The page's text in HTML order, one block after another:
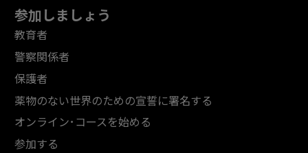
参加しましょう
教育者
警察関係者
保護者
薬物のない世界のための宣誓に署名する
オンライン･コースを始める
参加する